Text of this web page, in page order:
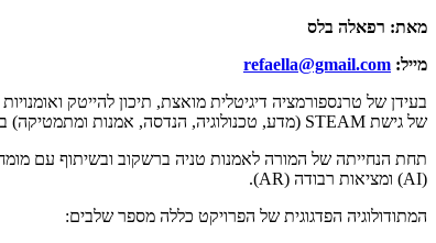
מאת: רפאלה בלס
מייל: efaella@gmail.com‏r
בעידן של טרנספורמציה דיגיטלית מואצת, תיכון להייטק
של גישת STEAM (מדע, טכנולוגיה, הנדסה, אמנות ומתמטיקה) בתוכנית הלימודים.
(AI) ומציאות רבודה (AR).
המתודולוגיה הפדגוגית של הפרויקט כללה מספר שלבים: